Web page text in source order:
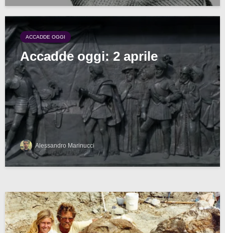
ACCADDE OGGI
Accadde oggi: 2 aprile
Alessandro Marinucci